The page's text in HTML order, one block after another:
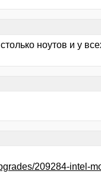
ноутов и у
209284-intel-